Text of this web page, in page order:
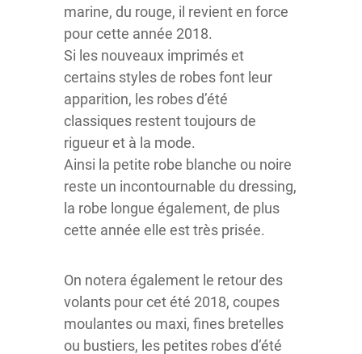
marine, du rouge, il revient en force
pour cette année 2018.
Si les nouveaux imprimés et
certains styles de robes font leur
apparition, les robes d’été
classiques restent toujours de
rigueur et à la mode.
Ainsi la petite robe blanche ou noire
reste un incontournable du dressing,
la robe longue également, de plus
cette année elle est très prisée.
On notera également le retour des
volants pour cet été 2018, coupes
moulantes ou maxi, fines bretelles
ou bustiers, les petites robes d’été